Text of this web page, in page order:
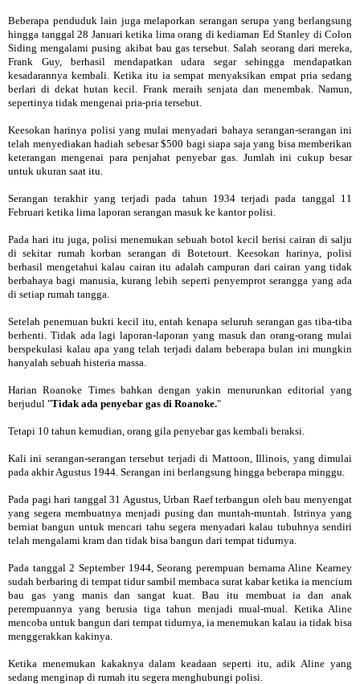
Beberapa penduduk lain juga melaporkan serangan serupa yang berlangsung
hingga tanggal 28 Januari ketika lima orang di kediaman Ed Stanley di Colon
Siding mengalami pusing akibat bau gas tersebut. Salah seorang dari mereka,
Frank Guy, berhasil mendapatkan udara segar sehingga mendapatkan
kesadarannya kembali. Ketika itu ia sempat menyaksikan empat pria sedang
berlari di dekat hutan kecil. Frank meraih senjata dan menembak. Namun,
sepertinya tidak mengenai pria-pria tersebut.
Keesokan harinya polisi yang mulai menyadari bahaya serangan-serangan ini
telah menyediakan hadiah sebesar $500 bagi siapa saja yang bisa memberikan
keterangan mengenai para penjahat penyebar gas. Jumlah ini cukup besar
untuk ukuran saat itu.
Serangan terakhir yang terjadi pada tahun 1934 terjadi pada tanggal 11
Februari ketika lima laporan serangan masuk ke kantor polisi.
Pada hari itu juga, polisi menemukan sebuah botol kecil berisi cairan di salju
di sekitar rumah korban serangan di Botetourt. Keesokan harinya, polisi
berhasil mengetahui kalau cairan itu adalah campuran dari cairan yang tidak
berbahaya bagi manusia, kurang lebih seperti penyemprot serangga yang ada
di setiap rumah tangga.
Setelah penemuan bukti kecil itu, entah kenapa seluruh serangan gas tiba-tiba
berhenti. Tidak ada lagi laporan-laporan yang masuk dan orang-orang mulai
berspekulasi kalau apa yang telah terjadi dalam beberapa bulan ini mungkin
hanyalah sebuah histeria massa.
Harian Roanoke Times bahkan dengan yakin menurunkan editorial yang
berjudul "Tidak ada penyebar gas di Roanoke."
Tetapi 10 tahun kemudian, orang gila penyebar gas kembali beraksi.
Kali ini serangan-serangan tersebut terjadi di Mattoon, Illinois, yang dimulai
pada akhir Agustus 1944. Serangan ini berlangsung hingga beberapa minggu.
Pada pagi hari tanggal 31 Agustus, Urban Raef terbangun oleh bau menyengat
yang segera membuatnya menjadi pusing dan muntah-muntah. Istrinya yang
berniat bangun untuk mencari tahu segera menyadari kalau tubuhnya sendiri
telah mengalami kram dan tidak bisa bangun dari tempat tidurnya.
Pada tanggal 2 September 1944, Seorang perempuan bernama Aline Kearney
sudah berbaring di tempat tidur sambil membaca surat kabar ketika ia mencium
bau gas yang manis dan sangat kuat. Bau itu membuat ia dan anak
perempuannya yang berusia tiga tahun menjadi mual-mual. Ketika Aline
mencoba untuk bangun dari tempat tidurnya, ia menemukan kalau ia tidak bisa
menggerakkan kakinya.
Ketika menemukan kakaknya dalam keadaan seperti itu, adik Aline yang
sedang menginap di rumah itu segera menghubungi polisi.